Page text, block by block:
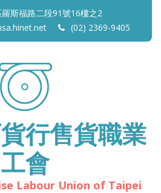
斯福路二段91號16樓之2
(02) 2369-9405
行售貨職業
工會
Labour Union of Taipei